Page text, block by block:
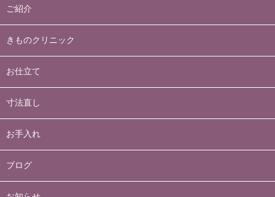
ご紹介
きものクリニック
お仕立て
寸法直し
お手入れ
ブログ